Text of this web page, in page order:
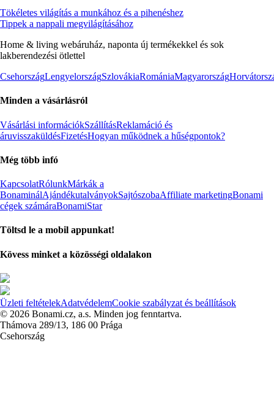
Tökéletes világítás a munkához és a pihenéshez
Tippek a nappali megvilágításához
Home & living webáruház, naponta új termékekkel és sok
lakberendezési ötlettel
CsehországLengyelországSzlovákiaRomániaMagyarország
Minden a vásárlásról
Vásárlási információkSzállításReklamáció és
áruvisszaküldésFizetésHogyan működnek a hűségpontok?
Még több infó
KapcsolatRólunkMárkák a
BonaminálAjándékutalványokSajtószobaAffiliate marketingBonami
cégek számáraBonamiStar
Töltsd le a mobil appunkat!
Kövess minket a közösségi oldalakon
Üzleti feltételekAdatvédelemCookie szabályzat és beállítások
© 2026 Bonami.cz, a.s. Minden jog fenntartva.
Thámova 289/13, 186 00 Prága
Csehország